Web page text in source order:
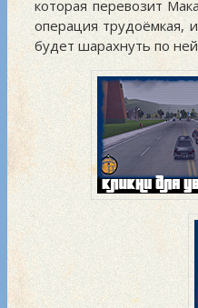
которая перевозит
операция трудоёмкая,
будет шарахнуть по